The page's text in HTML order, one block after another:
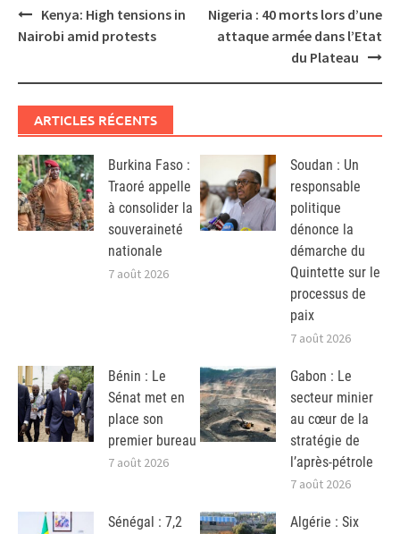
Post
navigation
Kenya: High tensions in
Nairobi amid protests
Nigeria : 40 morts lors d’une
attaque armée dans l’Etat
du Plateau
ARTICLES RÉCENTS
Burkina Faso :
Traoré appelle
à consolider la
souveraineté
nationale
7 août 2026
Soudan : Un
responsable
politique
dénonce la
démarche du
Quintette sur le
processus de
paix
7 août 2026
Bénin : Le
Sénat met en
place son
premier bureau
7 août 2026
Gabon : Le
secteur minier
au cœur de la
stratégie de
l’après-pétrole
7 août 2026
Sénégal : 7,2
Algérie : Six